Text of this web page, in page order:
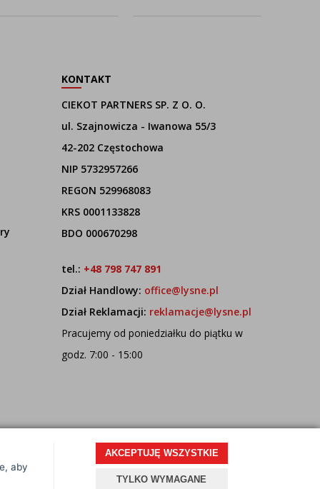
aby
AKCEPTUJĘ WSZYSTKIE
TYLKO WYMAGANE
KONTAKT
CIEKOT PARTNERS SP. Z O. O.
ul. Szajnowicza - Iwanowa 55/3
42-202 Częstochowa
NIP 5732957266
REGON 529968083
KRS 0001133828
BDO 000670298
tel.: +48 798 747 891
Dział Handlowy: office@lysne.pl
Dział Reklamacji: reklamacje@lysne.pl
Pracujemy od poniedziałku do piątku w
godz. 7:00 - 15:00